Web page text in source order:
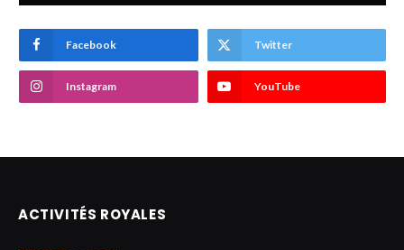
Facebook Twitter
Instagram YouTube
ACTIVITÉS ROYALES